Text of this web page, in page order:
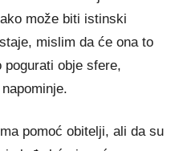
može biti istinski
mislim da će ona to
pogurati obje sfere,
pomoć obitelji, ali da su